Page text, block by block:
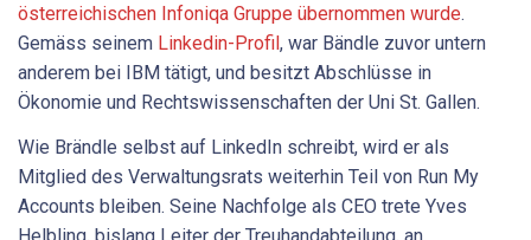
österreichischen Infoniqa Gruppe übernommen wurde.
Gemäss seinem Linkedin-Profil, war Bändle zuvor untern
anderem bei IBM tätigt, und besitzt Abschlüsse in
Ökonomie und Rechtswissenschaften der Uni St. Gallen.
Wie Brändle selbst auf LinkedIn schreibt, wird er als
Mitglied des Verwaltungsrats weiterhin Teil von Run My
Accounts bleiben. Seine Nachfolge als CEO trete Yves
Helbling, bislang Leiter der Treuhandabteilung, an.